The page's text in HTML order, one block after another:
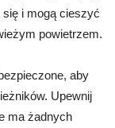
i mogą cieszyć
powietrzem.
aby
Upewnij
ma żadnych